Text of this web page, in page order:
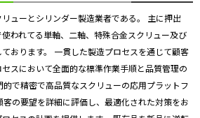
ューとシリンダー製造業者である。 主に押出
われてる単軸、二軸、特殊合金スクリュー及び
おります。 一貫した製造プロセスを通じて顧客
スにおいて全面的な標準作業手順と品質管理の
で精密で高品質なスクリューの応用プラットフ
客の要望を詳細に評価し、最適化された対策をお